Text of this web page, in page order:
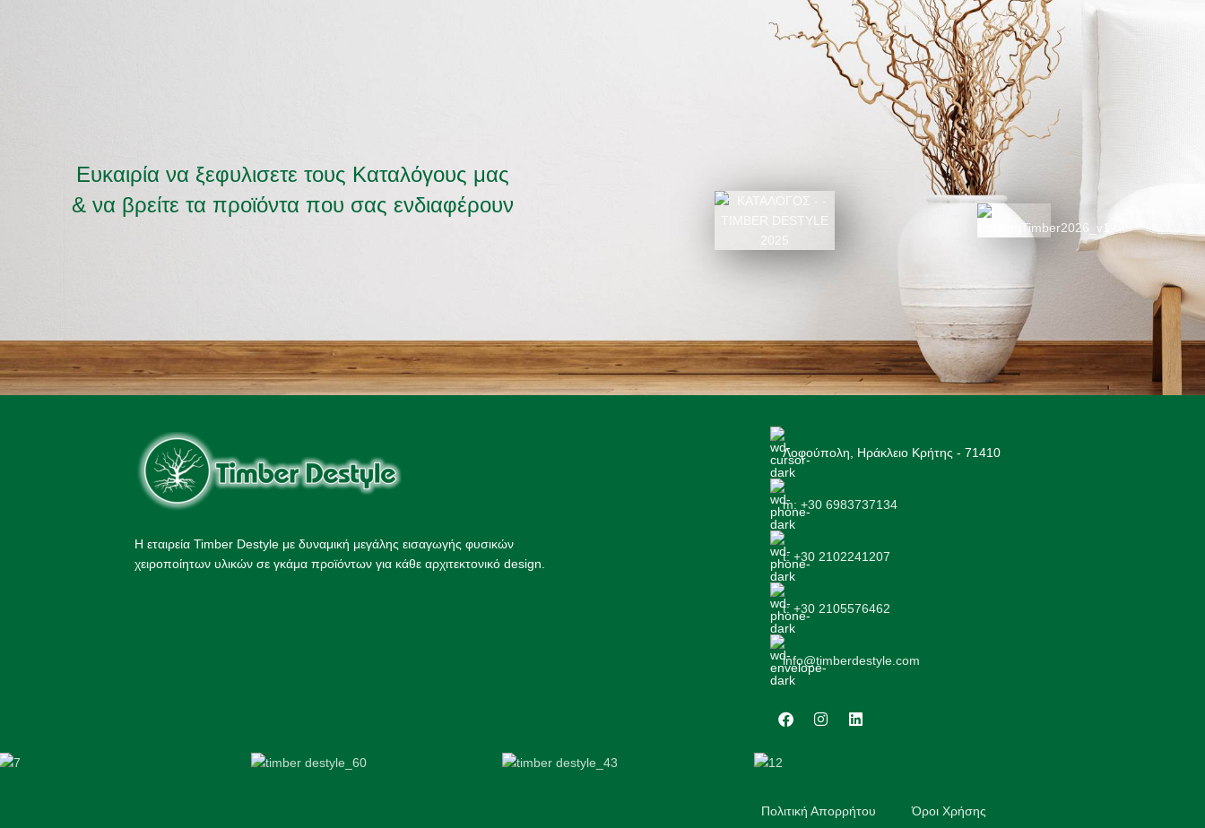
Ευκαιρία να ξεφυλισετε τους Καταλόγους μας
& να βρείτε τα προϊόντα που σας ενδιαφέρουν
Η εταιρεία Timber Destyle με δυναμική μεγάλης εισαγωγής φυσικών
χειροποίητων υλικών σε γκάμα προϊόντων για κάθε αρχιτεκτονικό design.
Λοφούπολη, Ηράκλειο Κρήτης - 71410
m: +30 6983737134
t: +30 2102241207
t: +30 2105576462
info@timberdestyle.com
Πολιτική Απορρήτου Όροι Χρήσης